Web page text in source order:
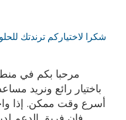
شكرا لاختياركم ترندتك
مرحبا بكم في
باختيار رائع ونريد
أسرع وقت ممكن. إذا